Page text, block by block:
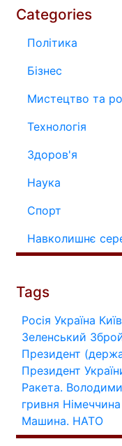
Categories
Політика
Бізнес
Мистецтво та
Технологія
Здоров'я
Наука
Спорт
Навколишнє
Tags
Росія Україна Київ
Зеленський
Президент
Президент
Ракета.
гривня Німеччина
Машина. НАТО